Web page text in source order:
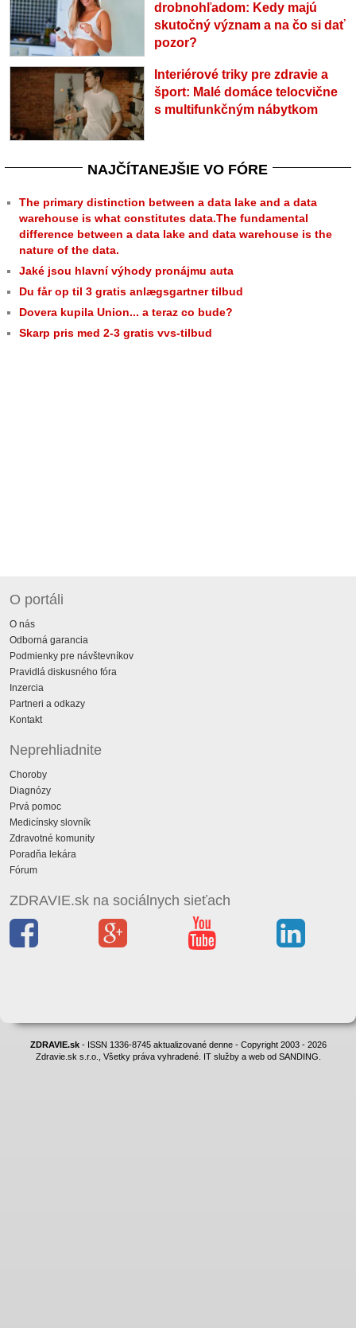
drobnohľadom: Kedy majú
skutočný význam a na čo si dať
pozor?
Interiérové triky pre zdravie a
šport: Malé domáce telocvične
s multifunkčným nábytkom
NAJČÍTANEJŠIE VO FÓRE
The primary distinction between a data lake and a data
warehouse is what constitutes data.The fundamental
difference between a data lake and data warehouse is the
nature of the data.
Jaké jsou hlavní výhody pronájmu auta
Du får op til 3 gratis anlægsgartner tilbud
Dovera kupila Union... a teraz co bude?
Skarp pris med 2-3 gratis vvs-tilbud
O portáli
O nás
Odborná garancia
Podmienky pre návštevníkov
Pravidlá diskusného fóra
Inzercia
Partneri a odkazy
Kontakt
Neprehliadnite
Choroby
Diagnózy
Prvá pomoc
Medicínsky slovník
Zdravotné komunity
Poradňa lekára
Fórum
ZDRAVIE.sk na sociálnych sieťach
ZDRAVIE.sk- ISSN 1336-8745 aktualizované denne - Copyright 2003 - 2026
Zdravie.sk s.r.o., Všetky práva vyhradené. IT služby a web od SANDING.